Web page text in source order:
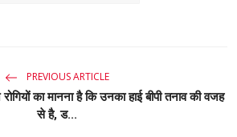
PREVIOUS ARTICLE
का मानना है कि उनका हाई बीपी तनाव की वजह
से है, ड...